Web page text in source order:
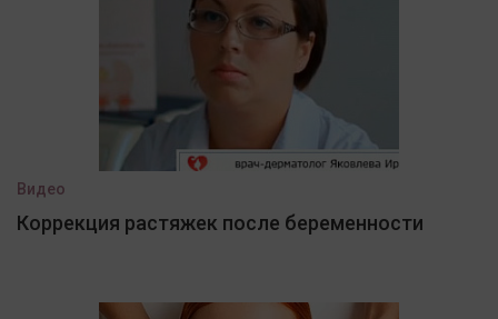
Видео
Коррекция растяжек после беременности